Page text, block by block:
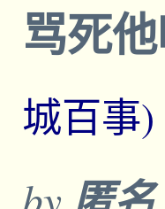
骂死
城百事)